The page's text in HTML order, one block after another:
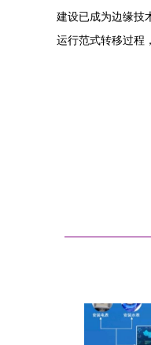
建设已成为边缘技
运行范式转移过程